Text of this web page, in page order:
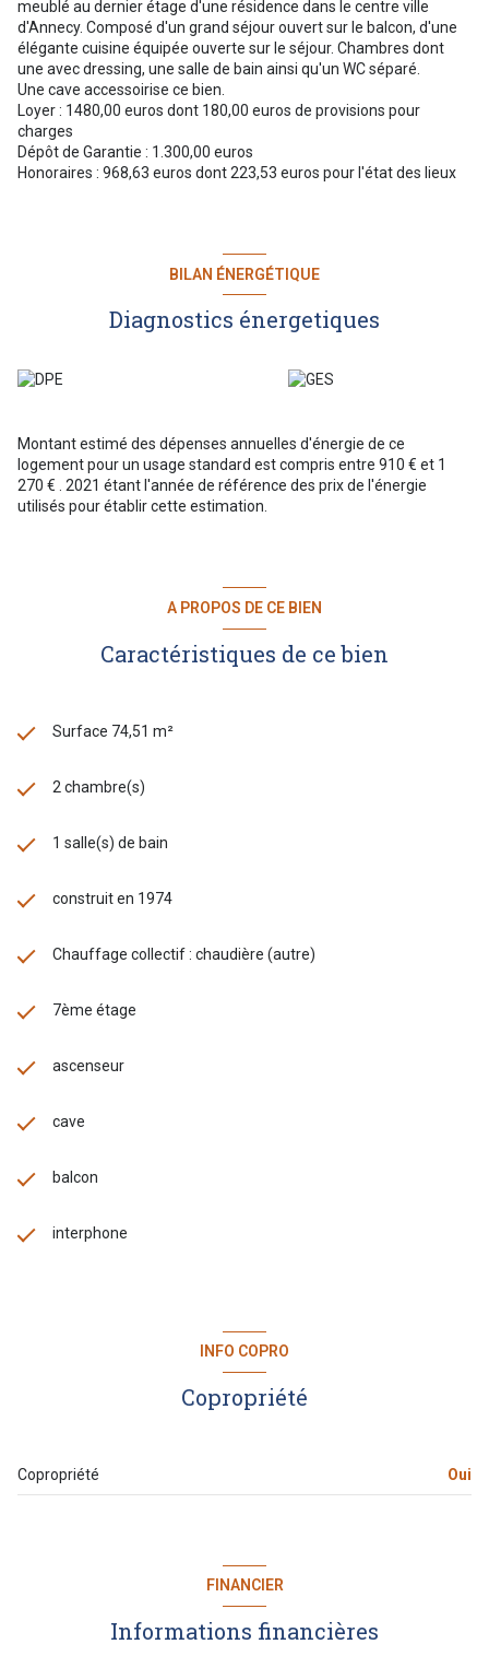
meublé au dernier étage d'une résidence dans le centre ville
d'Annecy. Composé d'un grand séjour ouvert sur le balcon, d'une
élégante cuisine équipée ouverte sur le séjour. Chambres dont
une avec dressing, une salle de bain ainsi qu'un WC séparé.
Une cave accessoirise ce bien.
Loyer : 1480,00 euros dont 180,00 euros de provisions pour
charges
Dépôt de Garantie : 1.300,00 euros
Honoraires : 968,63 euros dont 223,53 euros pour l'état des lieux
BILAN ÉNERGÉTIQUE
Diagnostics énergetiques
Montant estimé des dépenses annuelles d'énergie de ce
logement pour un usage standard est compris entre 910 € et 1
270 € . 2021 étant l'année de référence des prix de l'énergie
utilisés pour établir cette estimation.
A PROPOS DE CE BIEN
Caractéristiques de ce bien
Surface 74,51 m²
2 chambre(s)
1 salle(s) de bain
construit en 1974
Chauffage collectif : chaudière (autre)
7ème étage
ascenseur
cave
balcon
interphone
INFO COPRO
Copropriété
Copropriété Oui
FINANCIER
Informations financières